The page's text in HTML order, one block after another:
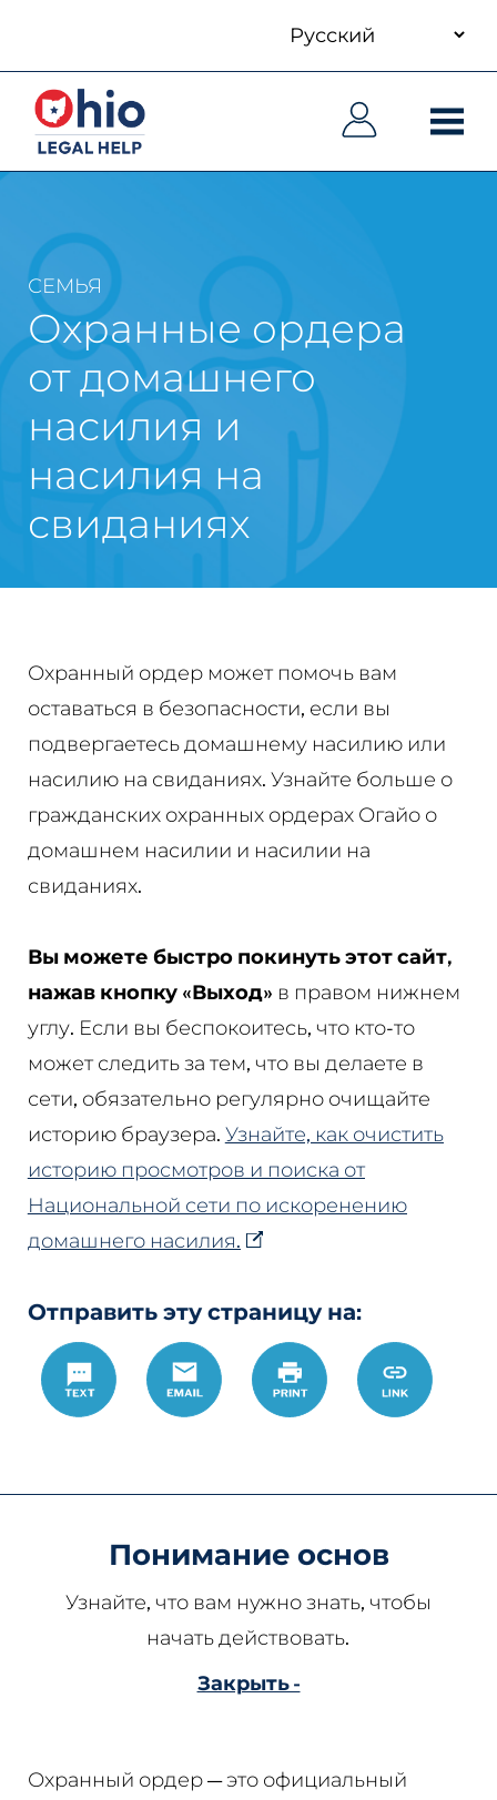
main
content
language
Основная
навигация
Основная
навигация
СЕМЬЯ
Охранные ордера
от домашнего
насилия и
насилия на
свиданиях
Охранный ордер может помочь вам
оставаться в безопасности, если вы
подвергаетесь домашнему насилию или
насилию на свиданиях. Узнайте больше о
гражданских охранных ордерах Огайо о
домашнем насилии и насилии на
свиданиях.
Вы можете быстро покинуть этот сайт,
нажав кнопку «Выход» в правом нижнем
углу. Если вы беспокоитесь, что кто-то
может следить за тем, что вы делаете в
сети, обязательно регулярно очищайте
историю браузера. Узнайте, как очистить
историю просмотров и поиска от
Национальной сети по искоренению
домашнего насилия.
Отправить эту страницу на:
Text
Email Печать
https://
Link
Понимание основ
Узнайте, что вам нужно знать, чтобы
начать действовать.
Закрыть -
Охранный ордер — это официальный